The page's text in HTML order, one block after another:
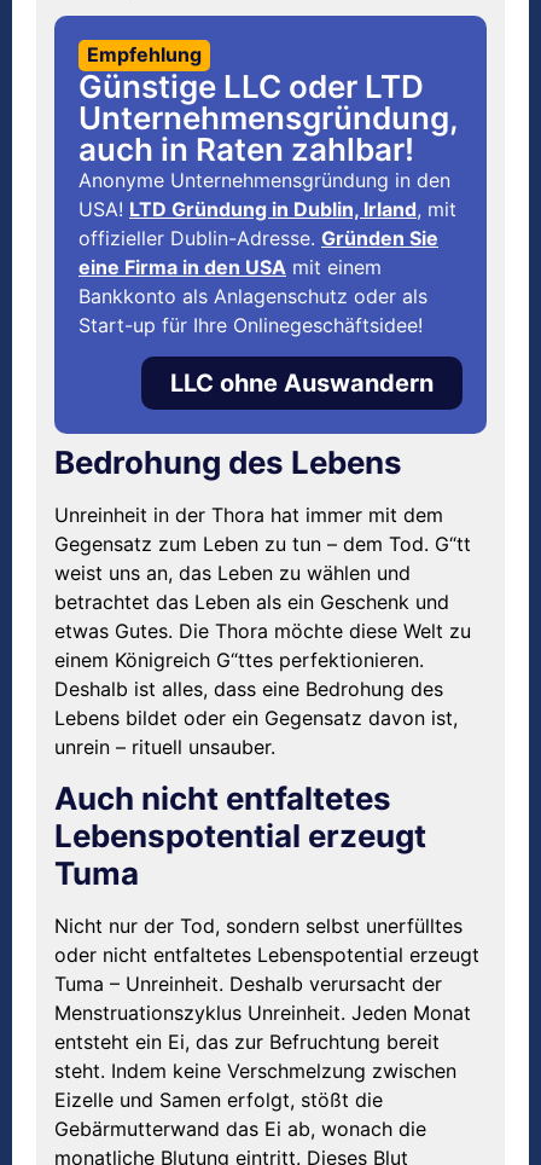
Empfehlung
Günstige LLC oder LTD
Unternehmensgründung,
auch in Raten zahlbar!
Anonyme Unternehmensgründung in den
USA! LTD Gründung in Dublin, Irland, mit
offizieller Dublin-Adresse. Gründen Sie
eine Firma in den USA mit einem
Bankkonto als Anlagenschutz oder als
Start-up für Ihre Onlinegeschäftsidee!
LLC ohne Auswandern
Bedrohung des Lebens
Unreinheit in der Thora hat immer mit dem
Gegensatz zum Leben zu tun – dem Tod. G“tt
weist uns an, das Leben zu wählen und
betrachtet das Leben als ein Geschenk und
etwas Gutes. Die Thora möchte diese Welt zu
einem Königreich G“ttes perfektionieren.
Deshalb ist alles, dass eine Bedrohung des
Lebens bildet oder ein Gegensatz davon ist,
unrein – rituell unsauber.
Auch nicht entfaltetes
Lebenspotential erzeugt
Tuma
Nicht nur der Tod, sondern selbst unerfülltes
oder nicht entfaltetes Lebenspotential erzeugt
Tuma – Unreinheit. Deshalb verursacht der
Menstruationszyklus Unreinheit. Jeden Monat
entsteht ein Ei, das zur Befruchtung bereit
steht. Indem keine Verschmelzung zwischen
Eizelle und Samen erfolgt, stößt die
Gebärmutterwand das Ei ab, wonach die
monatliche Blutung eintritt. Dieses Blut